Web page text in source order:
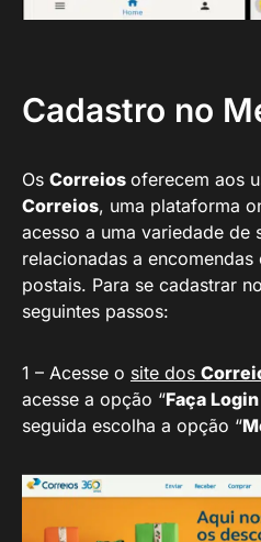
Cadastro no
Os Correios oferecem aos
Correios, uma plataforma
acesso a uma variedade de
relacionadas a
postais. Para se cadastrar no
seguintes passos:
1 – Acesse o site dos
acesse a opção “Faça
seguida escolha a opção “